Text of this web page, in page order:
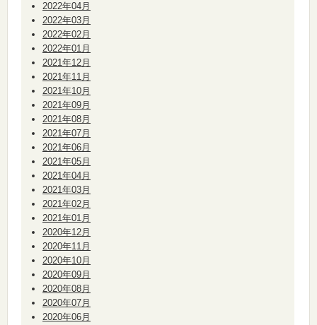
2022年04月
2022年03月
2022年02月
2022年01月
2021年12月
2021年11月
2021年10月
2021年09月
2021年08月
2021年07月
2021年06月
2021年05月
2021年04月
2021年03月
2021年02月
2021年01月
2020年12月
2020年11月
2020年10月
2020年09月
2020年08月
2020年07月
2020年06月